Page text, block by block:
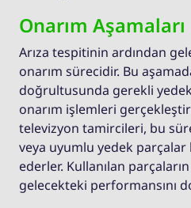
Onarım Aşamaları
Arıza tespitinin ardından
onarım sürecidir. Bu
doğrultusunda gerekli
onarım işlemleri
televizyon tamircileri, bu
veya uyumlu yedek parçalar
ederler. Kullanılan
gelecekteki performansını